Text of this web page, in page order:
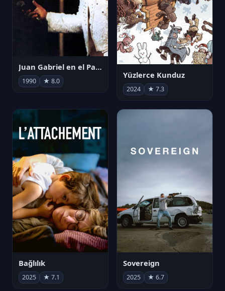
Juan Gabriel en el Palacio de Bellas Artes
1990 ★ 8.0
Yüzlerce Kunduz
2024 ★ 7.3
Bağlılık
2025 ★ 7.1
Sovereign
2025 ★ 6.7